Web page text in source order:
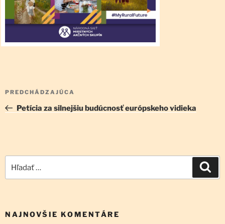
Navigácia
článku
Predchádzajúci
článok
PREDCHÁDZAJÚCA
Petícia za silnejšiu budúcnosť európskeho vidieka
NAJNOVŠIE KOMENTÁRE